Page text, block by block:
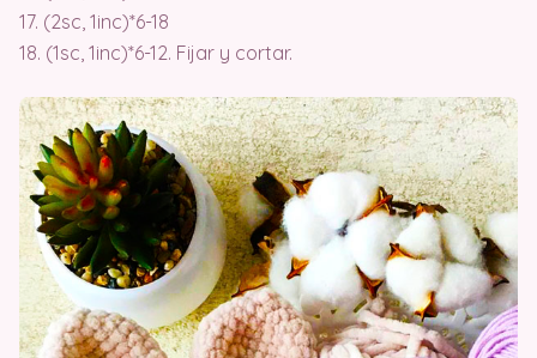
17. (2sc, 1inc)*6-18
18. (1sc, 1inc)*6-12. Fijar y cortar.